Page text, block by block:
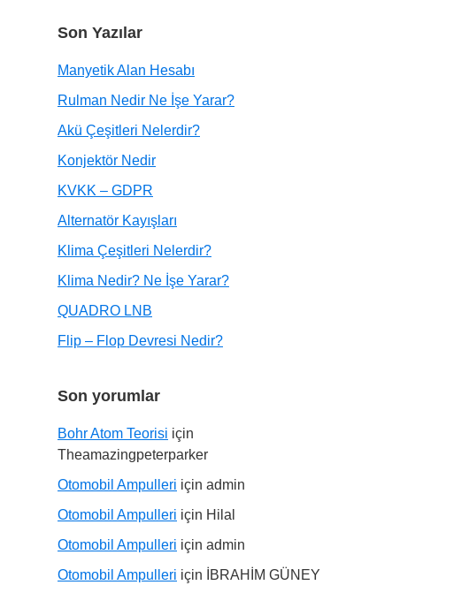
Son Yazılar
Manyetik Alan Hesabı
Rulman Nedir Ne İşe Yarar?
Akü Çeşitleri Nelerdir?
Konjektör Nedir
KVKK – GDPR
Alternatör Kayışları
Klima Çeşitleri Nelerdir?
Klima Nedir? Ne İşe Yarar?
QUADRO LNB
Flip – Flop Devresi Nedir?
Son yorumlar
Bohr Atom Teorisi için
Theamazingpeterparker
Otomobil Ampulleri için admin
Otomobil Ampulleri için Hilal
Otomobil Ampulleri için admin
Otomobil Ampulleri için İBRAHİM GÜNEY